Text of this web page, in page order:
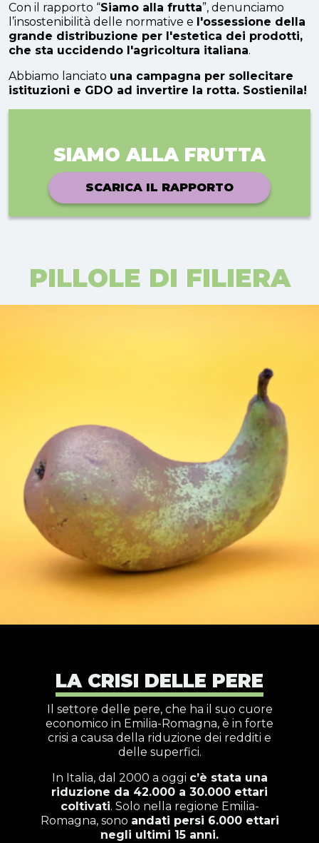
Con il rapporto “Siamo alla frutta”, denunciamo
l’insostenibilità delle normative e l'ossessione della
grande distribuzione per l'estetica dei prodotti,
che sta uccidendo l'agricoltura italiana.
Abbiamo lanciato una campagna per sollecitare
istituzioni e GDO ad invertire la rotta. Sostienila!
SIAMO ALLA FRUTTA
SCARICA IL RAPPORTO
PILLOLE DI FILIERA
LA CRISI DELLE PERE
Il settore delle pere, che ha il suo cuore
economico in Emilia-Romagna, è in forte
crisi a causa della riduzione dei redditi e
delle superfici.
In Italia, dal 2000 a oggi c’è stata una
riduzione da 42.000 a 30.000 ettari
coltivati. Solo nella regione Emilia-
Romagna, sono andati persi 6.000 ettari
negli ultimi 15 anni.